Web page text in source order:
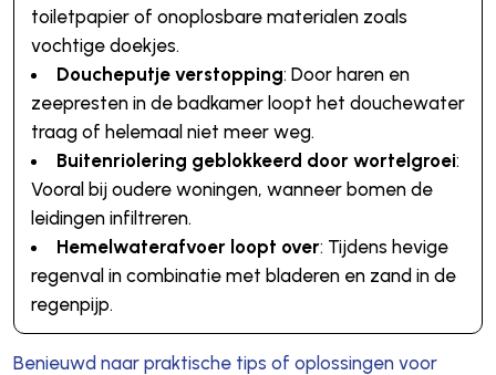
toiletpapier of onoplosbare materialen zoals
vochtige doekjes.
Doucheputje verstopping: Door haren en
zeepresten in de badkamer loopt het douchewater
traag of helemaal niet meer weg.
Buitenriolering geblokkeerd door wortelgroei:
Vooral bij oudere woningen, wanneer bomen de
leidingen infiltreren.
Hemelwaterafvoer loopt over: Tijdens hevige
regenval in combinatie met bladeren en zand in de
regenpijp.
Benieuwd naar praktische tips of oplossingen voor